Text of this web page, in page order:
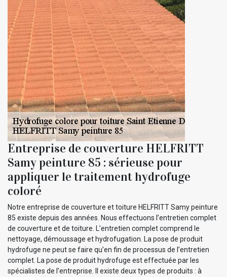
Entreprise de couverture HELFRITT
Samy peinture 85 : sérieuse pour
appliquer le traitement hydrofuge
coloré
Notre entreprise de couverture et toiture HELFRITT Samy peinture
85 existe depuis des années. Nous effectuons l’entretien complet
de couverture et de toiture. L’entretien complet comprend le
nettoyage, démoussage et hydrofugation. La pose de produit
hydrofuge ne peut se faire qu’en fin de processus de l’entretien
complet. La pose de produit hydrofuge est effectuée par les
spécialistes de l’entreprise. Il existe deux types de produits : à